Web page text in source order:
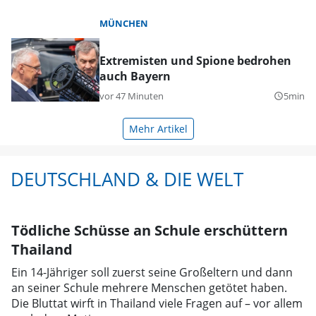
MÜNCHEN
Extremisten und Spione bedrohen
auch Bayern
vor 47 Minuten query_builder5min
Mehr Artikel
DEUTSCHLAND & DIE WELT
Tödliche Schüsse an Schule erschüttern
Thailand
Ein 14-Jähriger soll zuerst seine Großeltern und dann
an seiner Schule mehrere Menschen getötet haben.
Die Bluttat wirft in Thailand viele Fragen auf – vor allem